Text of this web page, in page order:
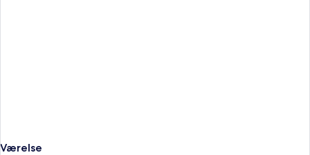
Værelse